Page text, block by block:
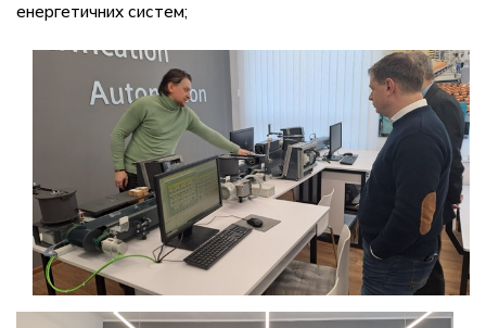
енергетичних систем;